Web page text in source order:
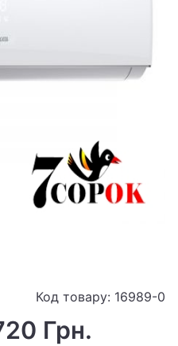
Код товару: 16989-0
Грн.